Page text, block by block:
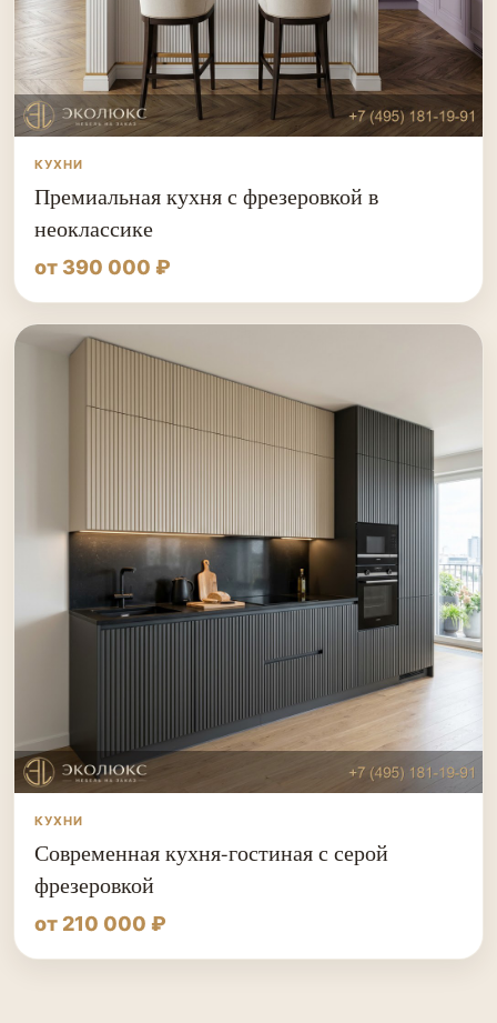
КУХНИ
Премиальная кухня с фрезеровкой в
неоклассике
от 390 000 ₽
КУХНИ
Современная кухня-гостиная с серой
фрезеровкой
от 210 000 ₽